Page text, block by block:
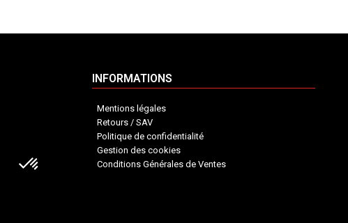
INFORMATIONS
Mentions légales
Retours / SAV
Politique de confidentialité
Gestion des cookies
Conditions Générales de Ventes